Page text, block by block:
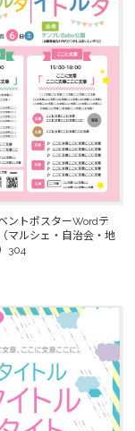
ントポスターWordテ
マルシェ・自治会・地
304